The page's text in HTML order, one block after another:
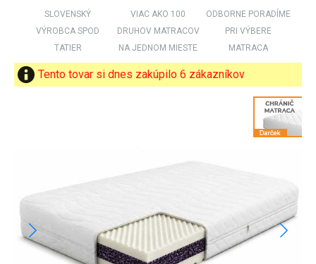
SLOVENSKÝ
VÝROBCA SPOD
TATIER
VIAC AKO 100
DRUHOV MATRACOV
NA JEDNOM MIESTE
ODBORNE PORADÍME
PRI VÝBERE
MATRACA
Tento tovar si dnes zakúpilo 6 zákazníkov